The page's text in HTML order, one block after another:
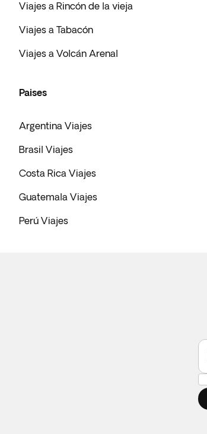
Viajes a Rincón de la vieja
Viajes a Tabacón
Viajes a Volcán Arenal
Paises
Argentina Viajes
Brasil Viajes
Costa Rica Viajes
Guatemala Viajes
Perú Viajes